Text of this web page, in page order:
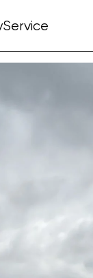
Service